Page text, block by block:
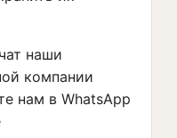
наши
компании
нам в WhatsApp